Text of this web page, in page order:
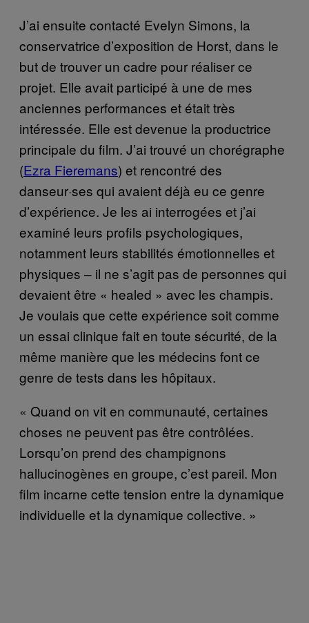
J’ai ensuite contacté Evelyn Simons, la
conservatrice d’exposition de Horst, dans le
but de trouver un cadre pour réaliser ce
projet. Elle avait participé à une de mes
anciennes performances et était très
intéressée. Elle est devenue la productrice
principale du film. J’ai trouvé un chorégraphe
(Ezra Fieremans) et rencontré des
danseur·ses qui avaient déjà eu ce genre
d’expérience. Je les ai interrogées et j’ai
examiné leurs profils psychologiques,
notamment leurs stabilités émotionnelles et
physiques – il ne s’agit pas de personnes qui
devaient être « healed » avec les champis.
Je voulais que cette expérience soit comme
un essai clinique fait en toute sécurité, de la
même manière que les médecins font ce
genre de tests dans les hôpitaux.
« Quand on vit en communauté, certaines
choses ne peuvent pas être contrôlées.
Lorsqu’on prend des champignons
hallucinogènes en groupe, c’est pareil. Mon
film incarne cette tension entre la dynamique
individuelle et la dynamique collective. »